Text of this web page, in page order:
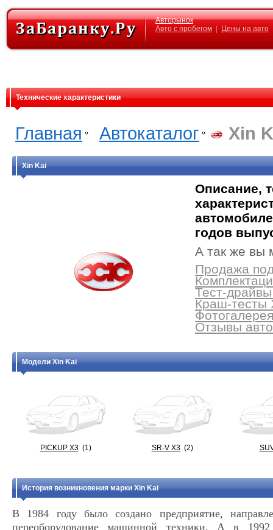
Авторынок
Авто с пробегом
Цены на авто
Технические характеристики
Главная Автокаталог Xin
Xin Kai
Описание,
годов
А так же вы
Продажа
Тест-
Краш-тесты
Отзывы
Модели Xin Kai
PICKUP X3 (1) SR-V X3 (2)
История возникновения марки Xin Kai
В 1984 году было создано предприятие,
переоборудование машинной техники. А в